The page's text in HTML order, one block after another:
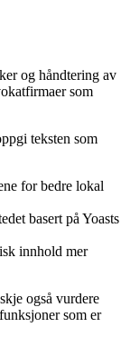
og håndtering av
som
teksten som
for bedre lokal
basert på Yoasts
innhold mer
også vurdere
som er